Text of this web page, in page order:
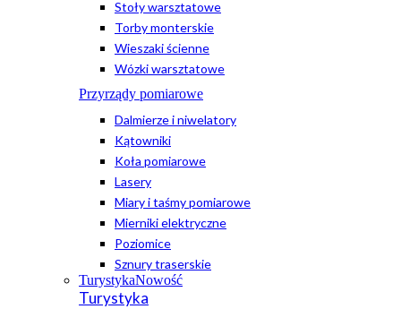
Stoły warsztatowe
Torby monterskie
Wieszaki ścienne
Wózki warsztatowe
Przyrządy pomiarowe
Dalmierze i niwelatory
Kątowniki
Koła pomiarowe
Lasery
Miary i taśmy pomiarowe
Mierniki elektryczne
Poziomice
Sznury traserskie
TurystykaNowość
Turystyka